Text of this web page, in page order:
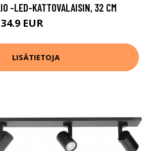
-LED-KATTOVALAISIN, 32 CM
34.9 EUR
LISÄTIETOJA